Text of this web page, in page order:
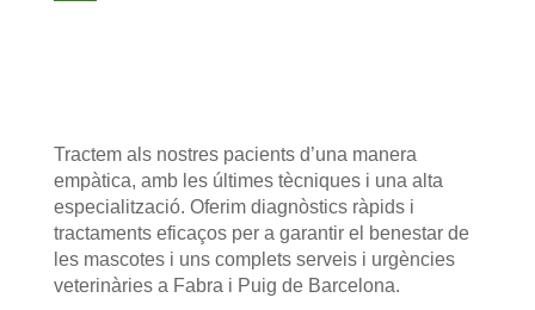
Tractem als nostres pacients d’una manera
empàtica, amb les últimes tècniques i una alta
especialització. Oferim diagnòstics ràpids i
tractaments eficaços per a garantir el benestar de
les mascotes i uns complets serveis i urgències
veterinàries a Fabra i Puig de Barcelona.